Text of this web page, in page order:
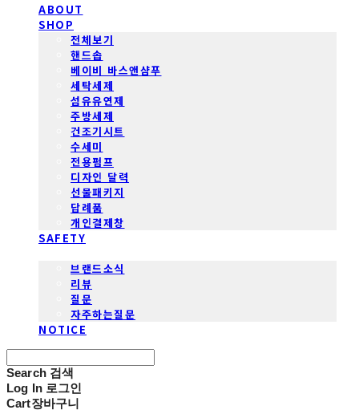
ABOUT
SHOP
전체보기
핸드솝
베이비 바스앤샴푸
세탁세제
섬유유연제
주방세제
건조기시트
수세미
전용펌프
디자인 달력
선물패키지
답례품
개인결제창
SAFETY
브랜드소식
리뷰
질문
자주하는질문
NOTICE
Search 검색
Log In 로그인
Cart장바구니